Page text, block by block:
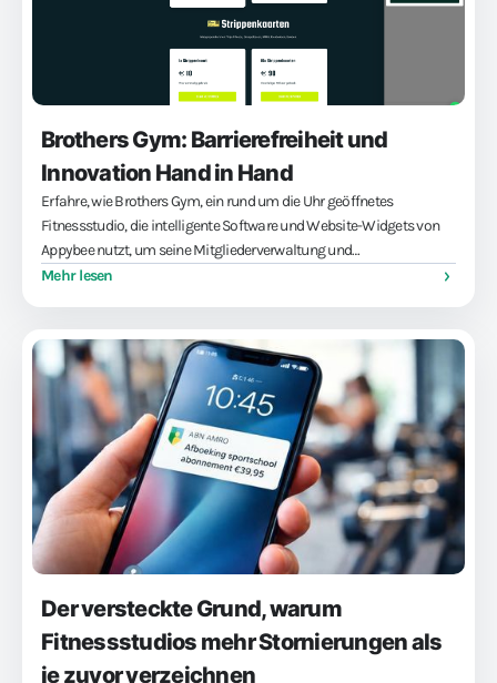
Brothers Gym: Barrierefreiheit und
Innovation Hand in Hand
Erfahre, wie Brothers Gym, ein rund um die Uhr geöffnetes
Fitnessstudio, die intelligente Software und Website-Widgets von
Appybee nutzt, um seine Mitgliederverwaltung und
Zugangssysteme zu optimieren. Mehr Komfort, weniger
Mehr lesen
Der versteckte Grund, warum
Fitnessstudios mehr Stornierungen als
je zuvor verzeichnen